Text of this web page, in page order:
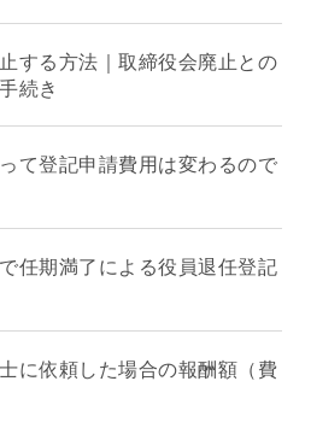
する方法｜取締役会廃止との
続き
て登記申請費用は変わるので
任期満了による役員退任登記
に依頼した場合の報酬額（費